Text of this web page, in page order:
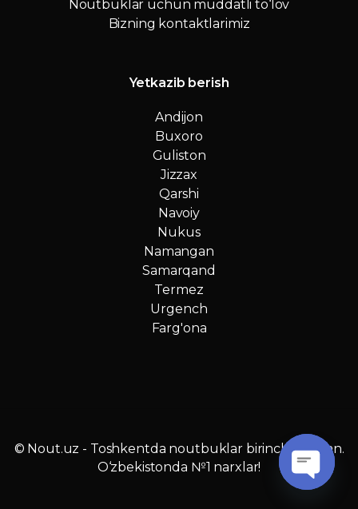
Noutbuklar uchun muddatli to‘lov
Bizning kontaktlarimiz
Yetkazib berish
Andijon
Buxoro
Guliston
Jizzax
Qarshi
Navoiy
Nukus
Namangan
Samarqand
Termez
Urgench
Farg'ona
© Nout.uz - Toshkentda noutbuklar birinchi qo‘ldan.
O‘zbekistonda №1 narxlar!